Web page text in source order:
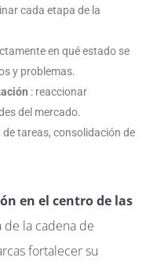
cada etapa de la
en qué estado se
y problemas.
: reaccionar
del mercado.
tareas, consolidación de
en el centro de las
de la cadena de
fortalecer su